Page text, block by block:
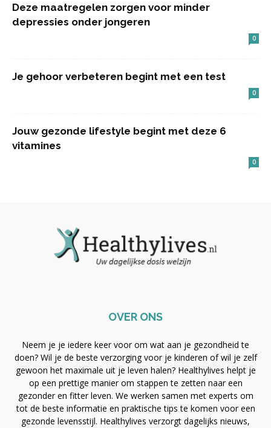
Deze maatregelen zorgen voor minder
depressies onder jongeren
0
Je gehoor verbeteren begint met een test
0
Jouw gezonde lifestyle begint met deze 6
vitamines
0
OVER ONS
Neem je je iedere keer voor om wat aan je gezondheid te
doen? Wil je de beste verzorging voor je kinderen of wil je zelf
gewoon het maximale uit je leven halen? Healthylives helpt je
op een prettige manier om stappen te zetten naar een
gezonder en fitter leven. We werken samen met experts om
tot de beste informatie en praktische tips te komen voor een
gezonde levensstijl. Healthylives verzorgt dagelijks nieuws,